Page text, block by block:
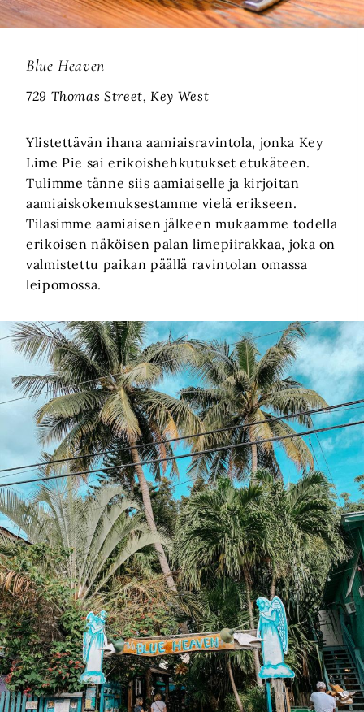
Blue Heaven
729 Thomas Street, Key West
Ylistettävän ihana aamiaisravintola, jonka Key
Lime Pie sai erikoishehkutukset etukäteen.
Tulimme tänne siis aamiaiselle ja kirjoitan
aamiaiskokemuksestamme vielä erikseen.
Tilasimme aamiaisen jälkeen mukaamme todella
erikoisen näköisen palan limepiirakkaa, joka on
valmistettu paikan päällä ravintolan omassa
leipomossa.